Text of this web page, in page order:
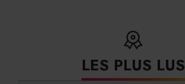
LES PLUS LUS